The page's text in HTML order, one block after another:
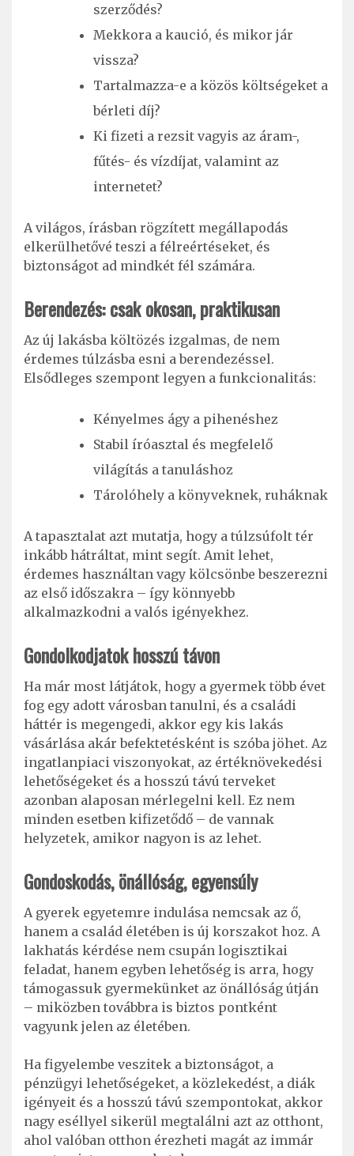
szerződés?
Mekkora a kaució, és mikor jár
vissza?
Tartalmazza-e a közös költségeket a
bérleti díj?
Ki fizeti a rezsit vagyis az áram-,
fűtés- és vízdíjat, valamint az
internetet?
A világos, írásban rögzített megállapodás
elkerülhetővé teszi a félreértéseket, és
biztonságot ad mindkét fél számára.
Berendezés: csak okosan, praktikusan
Az új lakásba költözés izgalmas, de nem
érdemes túlzásba esni a berendezéssel.
Elsődleges szempont legyen a funkcionalitás:
Kényelmes ágy a pihenéshez
Stabil íróasztal és megfelelő
világítás a tanuláshoz
Tárolóhely a könyveknek, ruháknak
A tapasztalat azt mutatja, hogy a túlzsúfolt tér
inkább hátráltat, mint segít. Amit lehet,
érdemes használtan vagy kölcsönbe beszerezni
az első időszakra – így könnyebb
alkalmazkodni a valós igényekhez.
Gondolkodjatok hosszú távon
Ha már most látjátok, hogy a gyermek több évet
fog egy adott városban tanulni, és a családi
háttér is megengedi, akkor egy kis lakás
vásárlása akár befektetésként is szóba jöhet. Az
ingatlanpiaci viszonyokat, az értéknövekedési
lehetőségeket és a hosszú távú terveket
azonban alaposan mérlegelni kell. Ez nem
minden esetben kifizetődő – de vannak
helyzetek, amikor nagyon is az lehet.
Gondoskodás, önállóság, egyensúly
A gyerek egyetemre indulása nemcsak az ő,
hanem a család életében is új korszakot hoz. A
lakhatás kérdése nem csupán logisztikai
feladat, hanem egyben lehetőség is arra, hogy
támogassuk gyermekünket az önállóság útján
– miközben továbbra is biztos pontként
vagyunk jelen az életében.
Ha figyelembe veszitek a biztonságot, a
pénzügyi lehetőségeket, a közlekedést, a diák
igényeit és a hosszú távú szempontokat, akkor
nagy eséllyel sikerül megtalálni azt az otthont,
ahol valóban otthon érezheti magát az immár